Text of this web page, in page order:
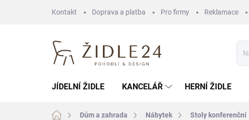
Kontakt Doprava a platba Pro firmy Reklamace
JÍDELNÍ ŽIDLE KANCELÁŘ HERNÍ ŽIDLE
Domů Dům a zahrada Nábytek Stoly konferenční